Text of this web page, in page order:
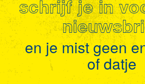
schrijf je in
en je mist geen
of datje